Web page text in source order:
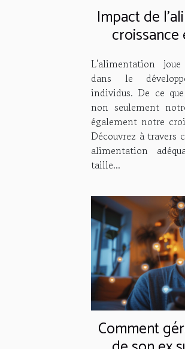
Impact de
L'alimentation
dans le
individus. De ce
non seulement
également notre
Découvrez à travers
alimentation
taille...
Comment